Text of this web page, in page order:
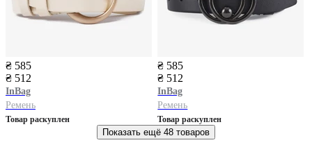
₴ 585
₴ 512
InBag
Ремень
Товар раскуплен
₴ 585
₴ 512
InBag
Ремень
Товар раскуплен
Показать ещё 48 товаров